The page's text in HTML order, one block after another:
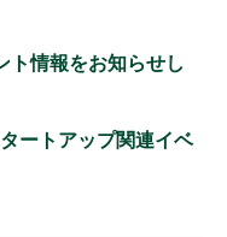
情報をお知らせし
ートアップ関連イベ